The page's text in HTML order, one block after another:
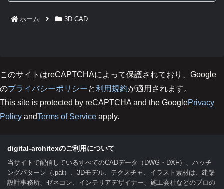
ホーム 3D CAD
このサイトはreCAPTCHAによって保護されており、Google
のプライバシーポリシーと利用規約が適用されます。
This site is protected by reCAPTCHA and the GooglePrivacy
Policy andTerms of Service apply.
digital-architexのご利用について
当サイトで配信しているすべてのCADデータ（DWG・DXF）、ハッチ
ングパターン（.pat）、3Dモデル、テクスチャ、イラスト素材は、建築
設計事務所、ゼネコン、インテリアデザイナー、施工会社などのプロの